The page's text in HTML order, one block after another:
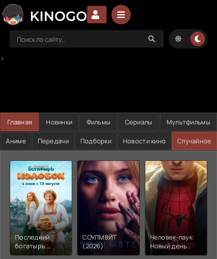
>
Главная Новинки Фильмы Сериалы Мультфильмы
Аниме Передачи Подборки Новости кино Случайное
Последний
богатырь.
Колобок (2026)
СОУЛМ8ЙТ
(2026)
Человек-паук:
Новый день
(2026)